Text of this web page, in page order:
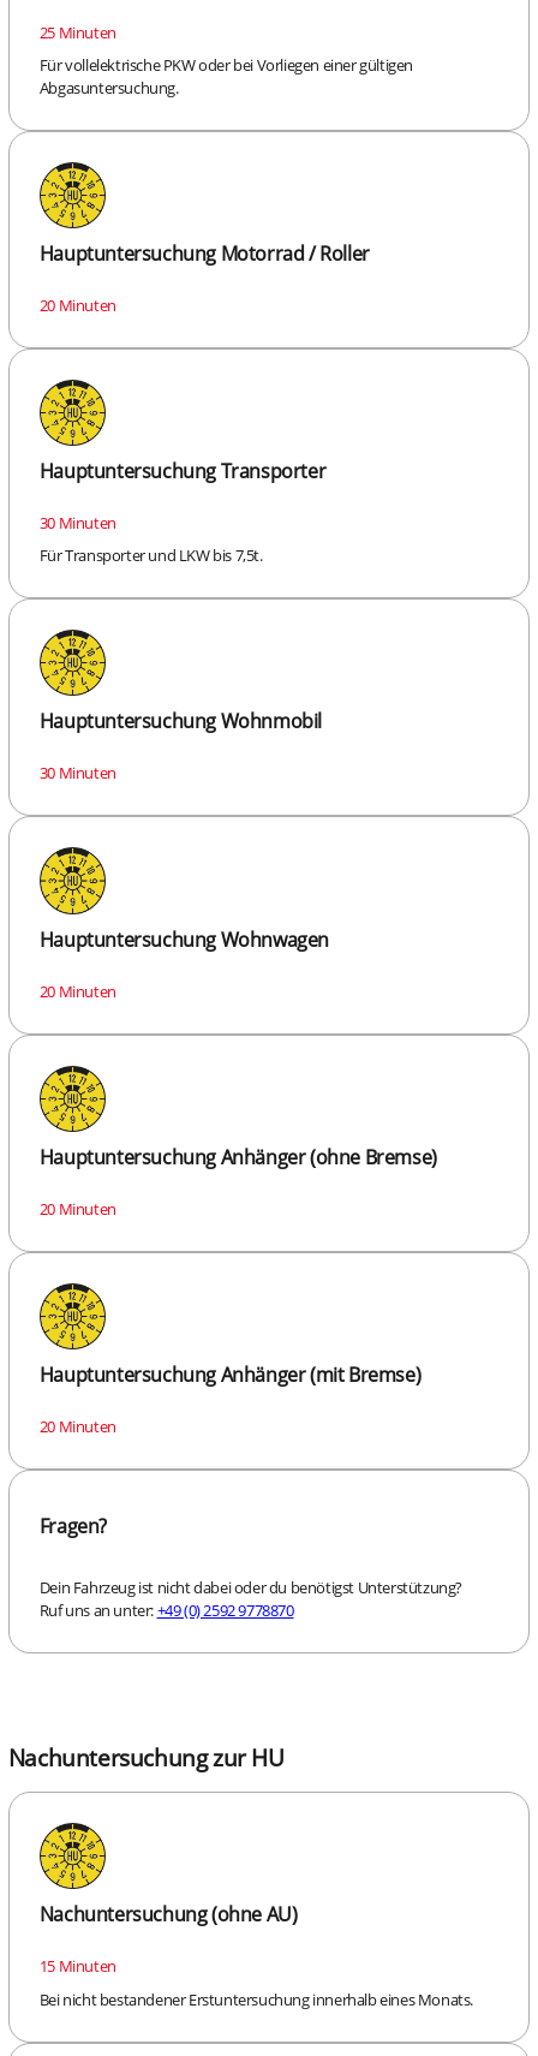
25 Minuten
Für vollelektrische PKW oder bei Vorliegen einer gültigen
Abgasuntersuchung.
Hauptuntersuchung Motorrad / Roller
20 Minuten
Hauptuntersuchung Transporter
30 Minuten
Für Transporter und LKW bis 7,5t.
Hauptuntersuchung Wohnmobil
30 Minuten
Hauptuntersuchung Wohnwagen
20 Minuten
Hauptuntersuchung Anhänger (ohne Bremse)
20 Minuten
Hauptuntersuchung Anhänger (mit Bremse)
20 Minuten
Fragen?
Dein Fahrzeug ist nicht dabei oder du benötigst Unterstützung?
Ruf uns an unter:+49 (0) 2592 9778870
Nachuntersuchung zur HU
Nachuntersuchung (ohne AU)
15 Minuten
Bei nicht bestandener Erstuntersuchung innerhalb eines Monats.